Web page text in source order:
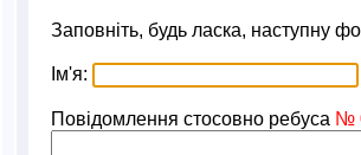
Заповніть, будь ласка, наступну
Ім'я:
Повідомлення стосовно ребуса №